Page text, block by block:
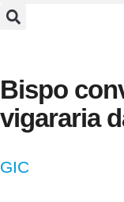
Bispo
vigararia
GIC